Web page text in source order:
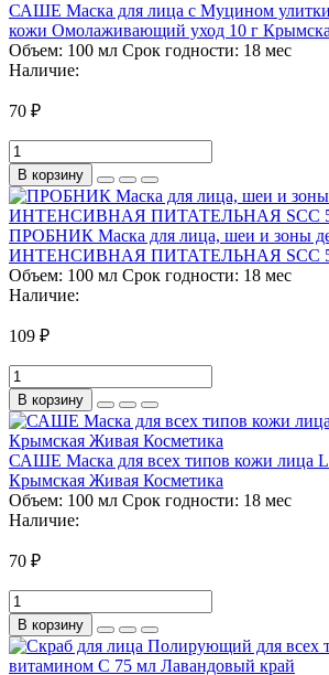
САШЕ Маска для лица с Муцином улитки
кожи Омолаживающий уход 10 г
Объем: 100 мл Срок годности: 18 мес
Наличие:
70 ₽
В корзину
ПРОБНИК Маска для лица, шеи и зоны
ИНТЕНСИВНАЯ ПИТАТЕЛЬНАЯ SCC
Объем: 100 мл Срок годности: 18 мес
Наличие:
109 ₽
В корзину
САШЕ Маска для всех типов кожи лица
Крымская Живая Косметика
Объем: 100 мл Срок годности: 18 мес
Наличие:
70 ₽
В корзину